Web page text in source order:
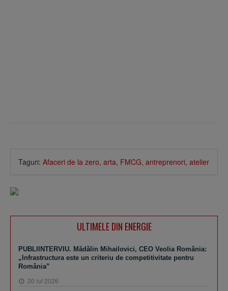
Taguri: Afaceri de la zero, arta, FMCG, antreprenori, atelier
ULTIMELE DIN ENERGIE
PUBLIINTERVIU. Mădălin Mihailovici, CEO Veolia România:
„Infrastructura este un criteriu de competitivitate pentru
România”
20 iul 2026